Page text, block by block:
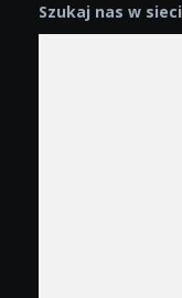
Szukaj nas w sieci